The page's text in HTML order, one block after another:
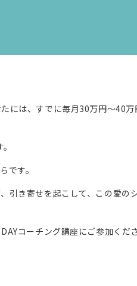
には、すでに毎月30万円～40
です。
引き寄せを起こして、この愛の
コーチング講座にご参加くださ